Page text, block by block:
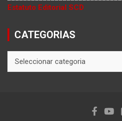
Estatuto Editorial SCD
CATEGORIAS